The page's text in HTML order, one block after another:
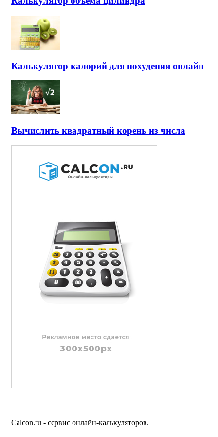
Калькулятор калорий для похудения онлайн
Вычислить квадратный корень из числа
Calcon.ru - сервис онлайн-калькуляторов.